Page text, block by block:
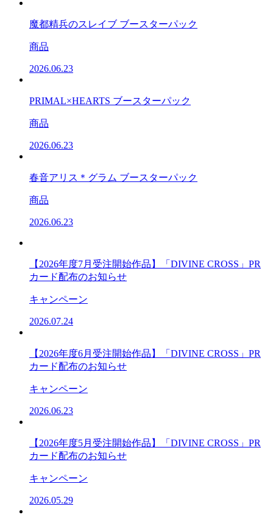
魔都精兵のスレイブ ブースターパック
商品
2026.06.23
PRIMAL×HEARTS ブースターパック
商品
2026.06.23
春音アリス＊グラム ブースターパック
商品
2026.06.23
【2026年度7月受注開始作品】「DIVINE CROSS」PR
カード配布のお知らせ
キャンペーン
2026.07.24
【2026年度6月受注開始作品】「DIVINE CROSS」PR
カード配布のお知らせ
キャンペーン
2026.06.23
【2026年度5月受注開始作品】「DIVINE CROSS」PR
カード配布のお知らせ
キャンペーン
2026.05.29